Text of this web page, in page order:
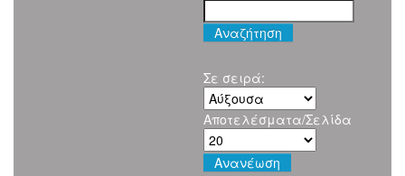
Σε σειρά:
Αποτελέσματα/Σελίδα